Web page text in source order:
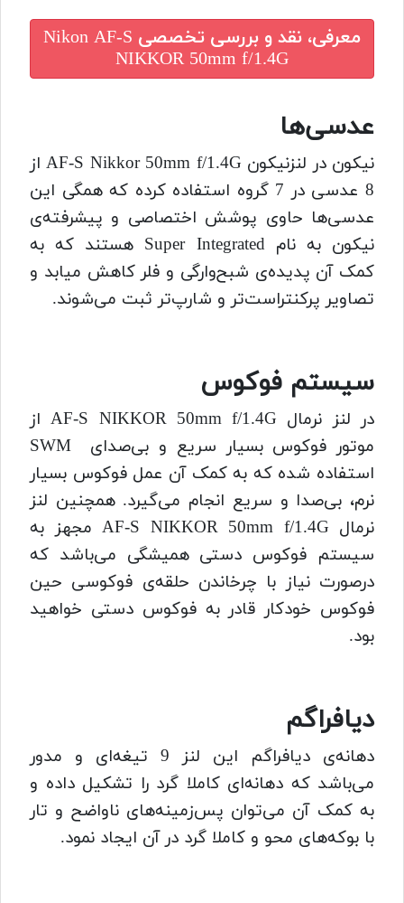
معرفی، نقد و بررسی تخصصی Nikon AF-S
NIKKOR 50mm f/1.4G
عدسی‌ها
نیکون در لنزنیکون AF-S Nikkor 50mm f/1.4G از
8 عدسی در 7 گروه استفاده کرده که همگی این
عدسی‌ها حاوی پوشش اختصاصی و پیشرفته‌ی
نیکون به نام Super Integrated هستند که به
کمک آن پدیده‌ی شبح‌وارگی و فلر کاهش میابد و
تصاویر پرکنتراست‌تر و شارپ‌تر ثبت می‌شوند.
سیستم فوکوس
در لنز نرمال AF-S NIKKOR 50mm f/1.4G از
موتور فوکوس بسیار سریع و بی‌صدای SWM
استفاده شده که به کمک آن عمل فوکوس بسیار
نرم، بی‌صدا و سریع انجام می‌گیرد. همچنین لنز
نرمال AF-S NIKKOR 50mm f/1.4G مجهز به
سیستم فوکوس دستی همیشگی می‌باشد که
درصورت نیاز با چرخاندن حلقه‌ی فوکوسی حین
فوکوس خودکار قادر به فوکوس دستی خواهید
بود.
دیافراگم
دهانه‌ی دیافراگم این لنز 9 تیغه‌ای و مدور
می‌باشد که دهانه‌ای کاملا گرد را تشکیل داده و
به کمک آن می‌توان پس‌زمینه‌های ناواضح و تار
با بوکه‌های محو و کاملا گرد در آن ایجاد نمود.